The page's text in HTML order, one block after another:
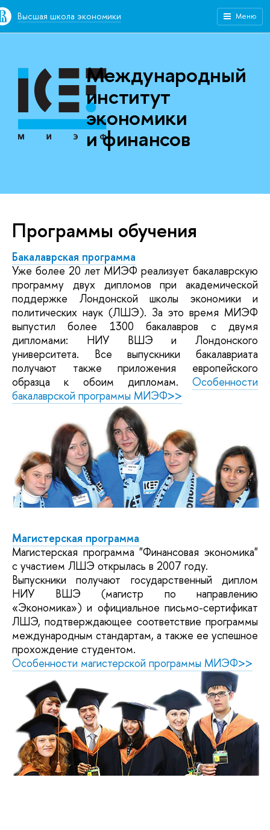
Высшая школа экономики Меню
Международный
институт
экономики
и финансов
Программы обучения
Бакалаврская программа
Уже более 20 лет МИЭФ реализует бакалаврскую
программу двух дипломов при академической
поддержке Лондонской школы экономики и
политических наук (ЛШЭ). За это время МИЭФ
выпустил более 1300 бакалавров с двумя
дипломами: НИУ ВШЭ и Лондонского
университета. Все выпускники бакалавриата
получают также приложения европейского
образца к обоим дипломам. Особенности
бакалаврской программы МИЭФ>>
Магистерская программа
Магистерская программа "Финансовая экономика"
с участием ЛШЭ открылась в 2007 году.
Выпускники получают государственный диплом
НИУ ВШЭ (магистр по направлению
«Экономика») и официальное письмо-сертификат
ЛШЭ, подтверждающее соответствие программы
международным стандартам, а также ее успешное
прохождение студентом.
Особенности магистерской программы МИЭФ>>